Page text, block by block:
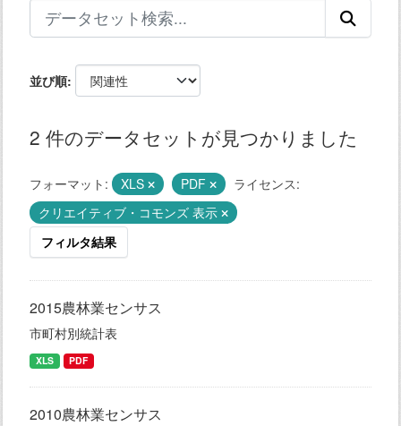
並び順
2 件のデータセットが見つかりました
フォーマット: XLS PDF
ライセンス:
クリエイティブ・コモンズ 表示
フィルタ結果
2015農林業センサス
市町村別統計表
XLS PDF
2010農林業センサス